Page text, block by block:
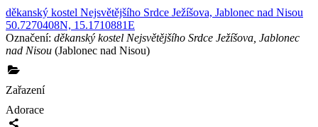
děkanský kostel Nejsvětějšího Srdce Ježíšova, Jablonec nad Nisou
50.7270408N, 15.1710881E
Označení: děkanský kostel Nejsvětějšího Srdce Ježíšova, Jablonec
nad Nisou (Jablonec nad Nisou)
Zařazení
Adorace